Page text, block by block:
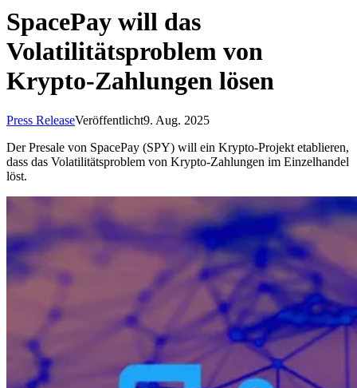
SpacePay will das
Volatilitätsproblem von
Krypto-Zahlungen lösen
Press ReleaseVeröffentlicht9. Aug. 2025
Der Presale von SpacePay (SPY) will ein Krypto-Projekt etablieren,
dass das Volatilitätsproblem von Krypto-Zahlungen im Einzelhandel
löst.